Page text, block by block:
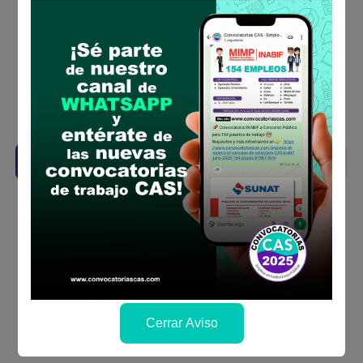
requisitos para el puesto
Prepara tu documentación y presentalo en
la fechas y por los medios que indica las
bases
Revisar el cronograma para conocer cuando
se publicará los resultados
Descarga aquí las Bases
Cerrar Aviso